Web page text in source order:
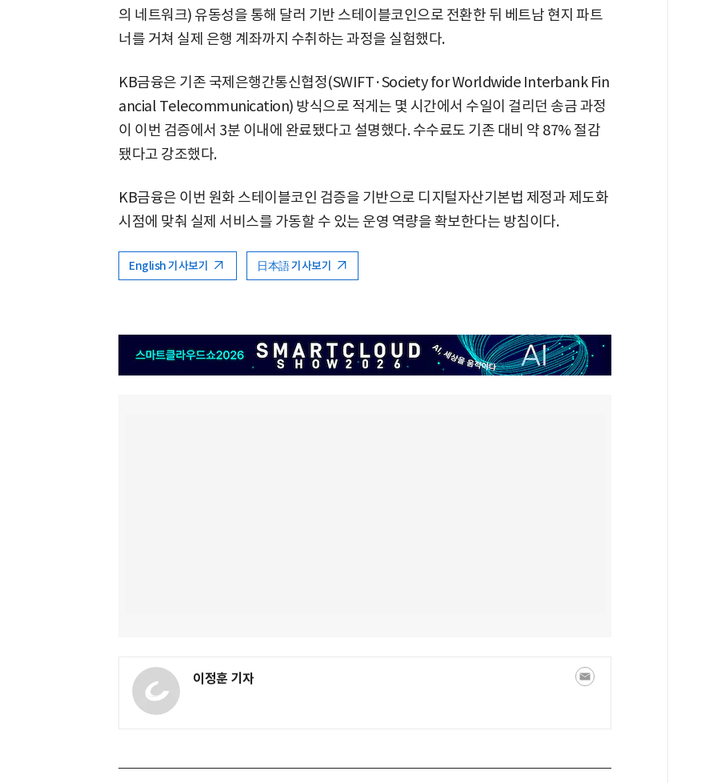
의 네트워크) 유동성을 통해 달러 기반 스테이블코인으로 전환한 뒤 베트남 현지 파트
너를 거쳐 실제 은행 계좌까지 수취하는 과정을 실험했다.
KB금융은 기존 국제은행간통신협정(SWIFT·Society for Worldwide Interbank Fin
ancial Telecommunication) 방식으로 적게는 몇 시간에서 수일이 걸리던 송금 과정
이 이번 검증에서 3분 이내에 완료됐다고 설명했다. 수수료도 기존 대비 약 87% 절감
됐다고 강조했다.
KB금융은 이번 원화 스테이블코인 검증을 기반으로 디지털자산기본법 제정과 제도화
시점에 맞춰 실제 서비스를 가동할 수 있는 운영 역량을 확보한다는 방침이다.
English 기사보기 日本語 기사보기
이정훈 기자